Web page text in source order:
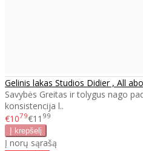
Gelinis lakas Studios Didier , All
Savybės Greitas ir tolygus nago
konsistencija l..
€1079€11 99
Į norų sąrašą